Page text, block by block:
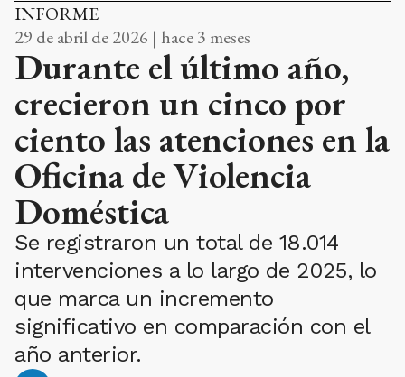
INFORME
29 de abril de 2026 | hace 3 meses
Durante el último año,
crecieron un cinco por
ciento las atenciones en la
Oficina de Violencia
Doméstica
Se registraron un total de 18.014
intervenciones a lo largo de 2025, lo
que marca un incremento
significativo en comparación con el
año anterior.